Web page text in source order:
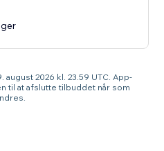
2026 kl. 23.59 UTC. App-
til at afslutte tilbuddet når som